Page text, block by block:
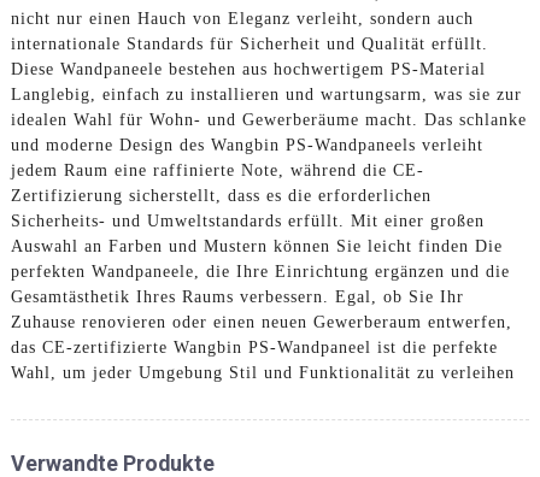
nicht nur einen Hauch von Eleganz verleiht, sondern auch
internationale Standards für Sicherheit und Qualität erfüllt.
Diese Wandpaneele bestehen aus hochwertigem PS-Material
Langlebig, einfach zu installieren und wartungsarm, was sie zur
idealen Wahl für Wohn- und Gewerberäume macht. Das schlanke
und moderne Design des Wangbin PS-Wandpaneels verleiht
jedem Raum eine raffinierte Note, während die CE-
Zertifizierung sicherstellt, dass es die erforderlichen
Sicherheits- und Umweltstandards erfüllt. Mit einer großen
Auswahl an Farben und Mustern können Sie leicht finden Die
perfekten Wandpaneele, die Ihre Einrichtung ergänzen und die
Gesamtästhetik Ihres Raums verbessern. Egal, ob Sie Ihr
Zuhause renovieren oder einen neuen Gewerberaum entwerfen,
das CE-zertifizierte Wangbin PS-Wandpaneel ist die perfekte
Wahl, um jeder Umgebung Stil und Funktionalität zu verleihen
Verwandte Produkte